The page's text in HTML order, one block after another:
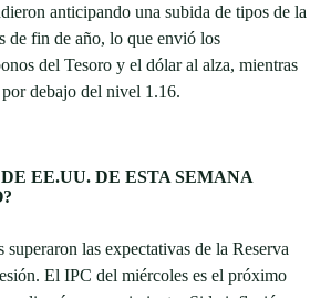
anticipando una subida de tipos de la
de fin de año, lo que envió los
del Tesoro y el dólar al alza, mientras
debajo del nivel 1.16.
EE.UU. DE ESTA SEMANA
superaron las expectativas de la Reserva
El IPC del miércoles es el próximo